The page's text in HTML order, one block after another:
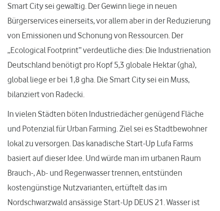
Smart City sei gewaltig. Der Gewinn liege in neuen
Bürgerservices einerseits, vor allem aber in der Reduzierung
von Emissionen und Schonung von Ressourcen. Der
„Ecological Footprint“ verdeutliche dies: Die Industrienation
Deutschland benötigt pro Kopf 5,3 globale Hektar (gha),
global liege er bei 1,8 gha. Die Smart City sei ein Muss,
bilanziert von Radecki.
In vielen Städten böten Industriedächer genügend Fläche
und Potenzial für Urban Farming. Ziel sei es Stadtbewohner
lokal zu versorgen. Das kanadische Start-Up Lufa Farms
basiert auf dieser Idee. Und würde man im urbanen Raum
Brauch-, Ab- und Regenwasser trennen, entstünden
kostengünstige Nutzvarianten, ertüftelt das im
Nordschwarzwald ansässige Start-Up DEUS 21. Wasser ist